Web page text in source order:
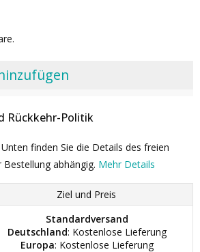
Rückkehr-Politik
finden Sie die Details des freien
abhängig. Mehr Details
Ziel und Preis
Standardversand
Deutschland: Kostenlose Lieferung
Europa: Kostenlose Lieferung